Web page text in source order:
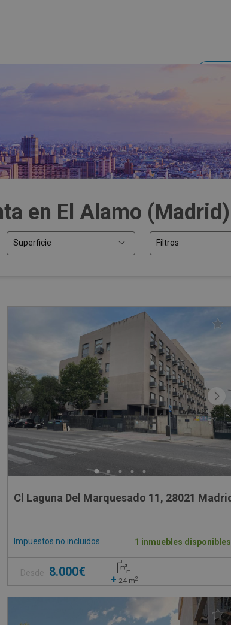
en El Alamo (Madrid)
Superficie Filtros
Cl Laguna Del Marquesado 11, 28021
Impuestos no incluidos 1 inmuebles disponibles
Desde 8.000€
+ 24 m2